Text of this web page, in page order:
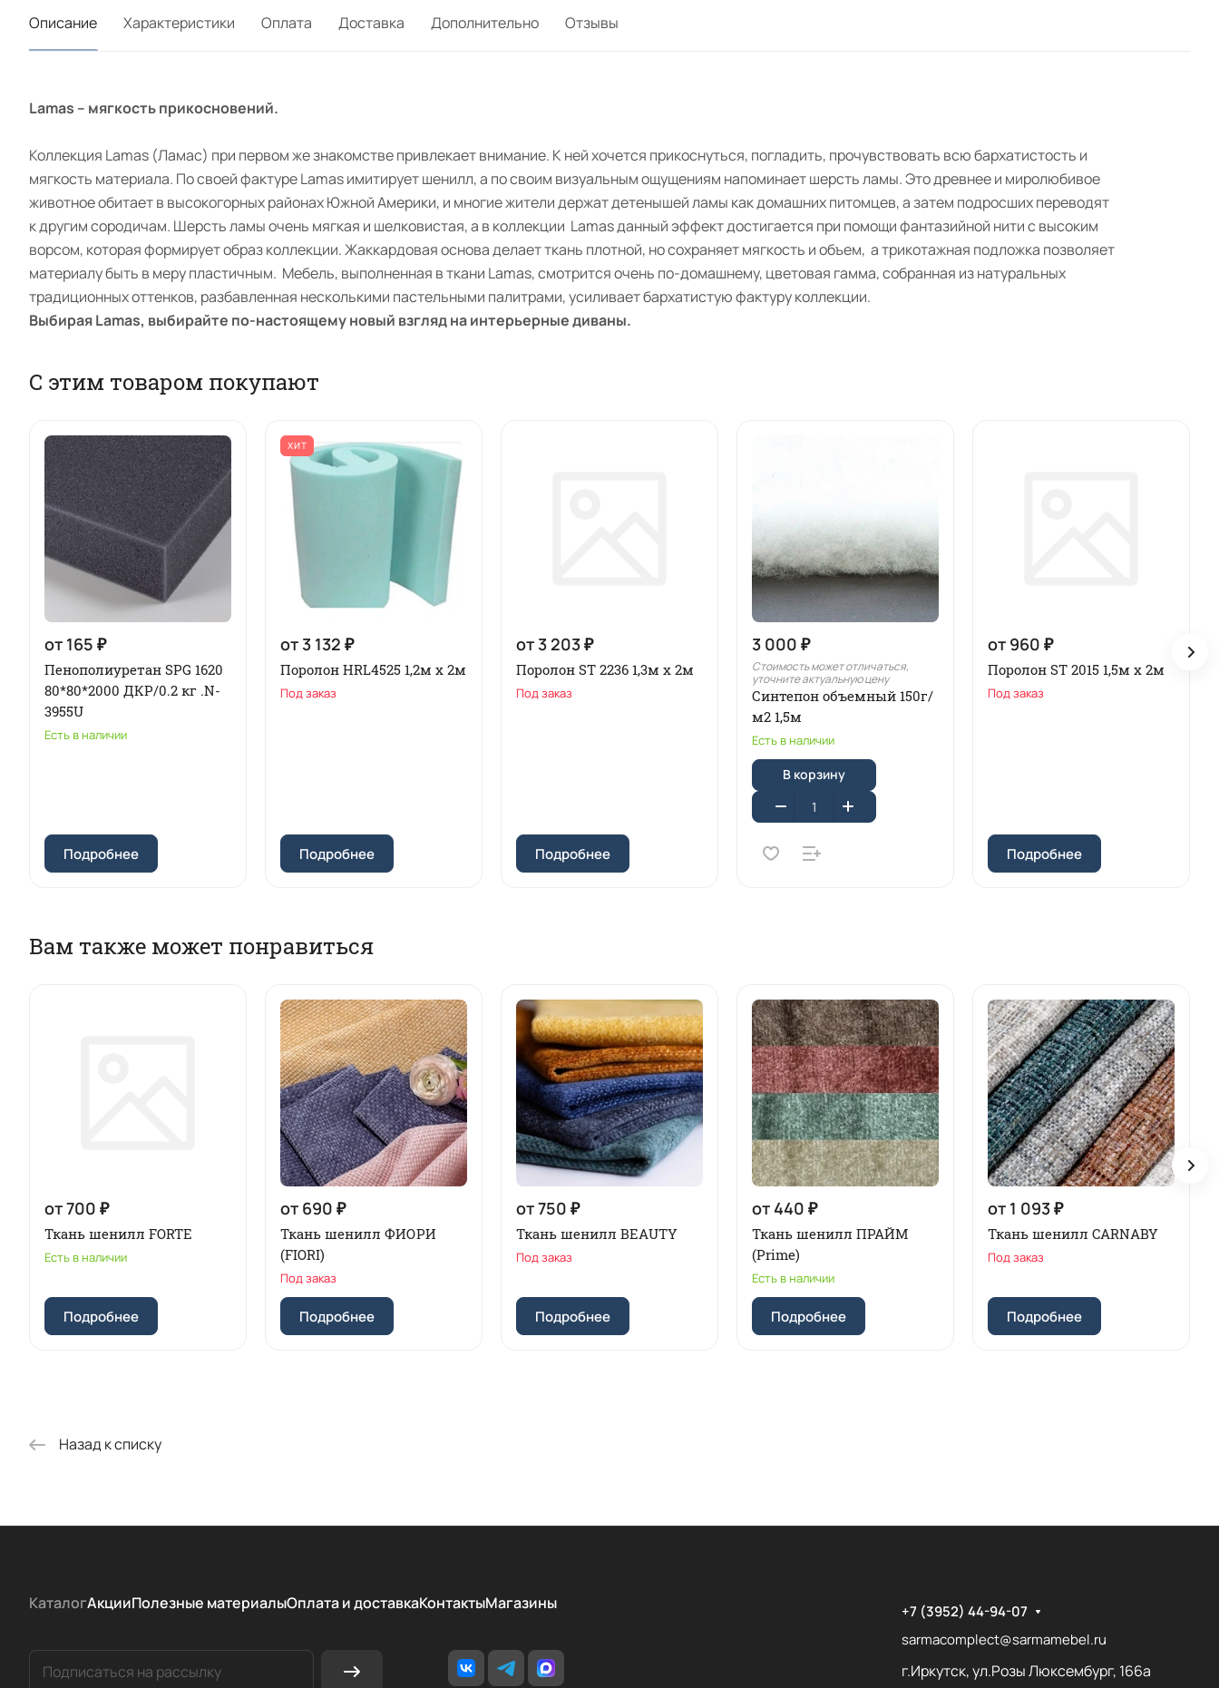
Описание Характеристики Оплата Доставка Дополнительно Отзывы
Lamas – мягкость прикосновений.
Коллекция Lamas (Ламас) при первом же знакомстве привлекает внимание. К ней хочется прикоснуться, погладить, прочувствовать всю бархатистость и
мягкость материала. По своей фактуре Lamas имитирует шенилл, а по своим визуальным ощущениям напоминает шерсть ламы. Это древнее и миролюбивое
животное обитает в высокогорных районах Южной Америки, и многие жители держат детенышей ламы как домашних питомцев, а затем подросших переводят
к другим сородичам. Шерсть ламы очень мягкая и шелковистая, а в коллекции Lamas данный эффект достигается при помощи фантазийной нити с высоким
ворсом, которая формирует образ коллекции. Жаккардовая основа делает ткань плотной, но сохраняет мягкость и объем, а трикотажная подложка позволяет
материалу быть в меру пластичным. Мебель, выполненная в ткани Lamas, смотрится очень по-домашнему, цветовая гамма, собранная из натуральных
традиционных оттенков, разбавленная несколькими пастельными палитрами, усиливает бархатистую фактуру коллекции.
Выбирая Lamas, выбирайте по-настоящему новый взгляд на интерьерные диваны.
С этим товаром покупают
от 165 ₽
Пенополиуретан SPG 1620
80*80*2000 ДКР/0.2 кг .N-
3955U
Есть в наличии
Подробнее
ХИТ
от 3 132 ₽
Поролон HRL4525 1,2м x 2м
Под заказ
Подробнее
от 3 203 ₽
Поролон ST 2236 1,3м х 2м
Под заказ
Подробнее
3 000 ₽
Стоимость может отличаться,
уточните актуальную цену
Синтепон объемный 150г/
м2 1,5м
Есть в наличии
В корзину
от 960 ₽
Поролон ST 2015 1,5м х 2м
Под заказ
Подробнее
Вам также может понравиться
от 700 ₽
Ткань шенилл FORTE
Есть в наличии
Подробнее
от 690 ₽
Ткань шенилл ФИОРИ
(FIORI)
Под заказ
Подробнее
от 750 ₽
Ткань шенилл BEAUTY
Под заказ
Подробнее
от 440 ₽
Ткань шенилл ПРАЙМ
(Prime)
Есть в наличии
Подробнее
от 1 093 ₽
Ткань шенилл CARNABY
Под заказ
Подробнее
Назад к списку
КаталогАкцииПолезные материалыОплата и доставкаКонтактыМагазины
+7 (3952) 44-94-07
sarmacomplect@sarmamebel.ru
г.Иркутск, ул.Розы Люксембург, 166а